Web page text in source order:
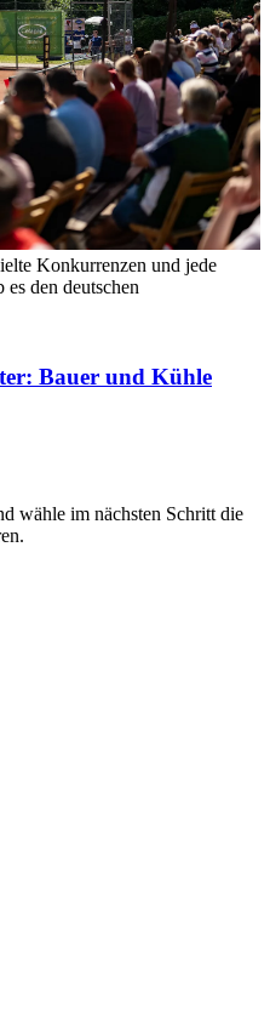
Konkurrenzen und jede
den deutschen
Bauer und Kühle
wähle im nächsten Schritt die